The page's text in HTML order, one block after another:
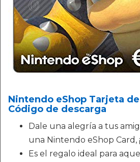
Nintendo eShop Tarjeta de
Código de descarga
Dale una alegría a tus
una Nintendo eShop Card,
Es el regalo ideal para